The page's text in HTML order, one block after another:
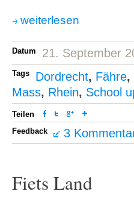
weiterlesen
Datum 21. September
Tags Dordrecht, Fähre,
Mass, Rhein, School
Teilen
Feedback
3
Fiets Land